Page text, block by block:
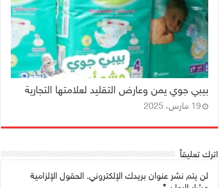
بيبي جوي يمن وعارض التقليد لعلامتها التجارية
19 مارس، 2025
اترك تعليقاً
لن يتم نشر عنوان بريدك الإلكتروني. الحقول الإلزامية